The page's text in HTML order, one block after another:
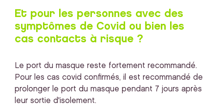
Et pour les personnes avec des
symptômes de Covid ou bien les
cas contacts à risque ?
Le port du masque reste fortement recommandé.
Pour les cas covid confirmés, il est recommandé de
prolonger le port du masque pendant 7 jours après
leur sortie d'isolement.